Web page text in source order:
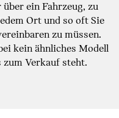
ein Fahrzeug, zu
Ort und so oft Sie
zu müssen.
kein ähnliches Modell
zum Verkauf steht.